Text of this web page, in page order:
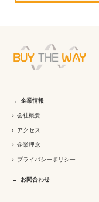
企業情報
会社概要
アクセス
企業理念
プライバシーポリシー
お問合わせ